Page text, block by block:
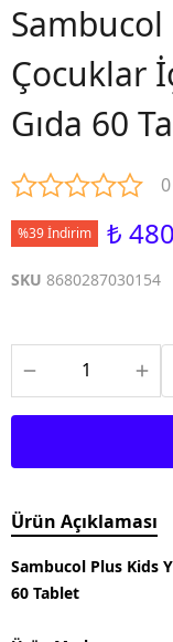
Çocuklar
Gıda 60
%39 İndirim ₺
SKU 8680287030154
Ürün Açıklaması
Sambucol Plus Kids
60 Tablet